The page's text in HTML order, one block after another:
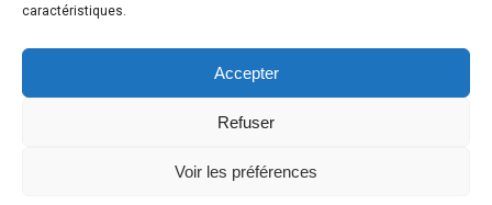
caractéristiques.
Accepter
Refuser
Voir les préférences
Copyright © 2018 Webasket |